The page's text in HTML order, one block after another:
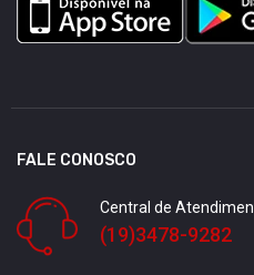
FALE CONOSCO
Central de
(19)3478-9282